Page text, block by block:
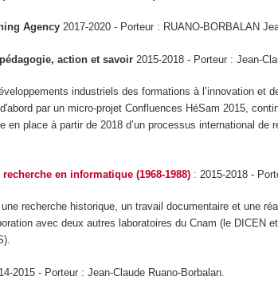
Agency 2017-2020 - Porteur : RUANO-BORBALAN
action et savoir 2015-2018 - Porteur : Jean-
industriels des formations à l’innovation et
par un micro-projet Confluences HéSam 2015,
en place à partir de 2018 d’un processus international
en informatique (1968-1988) : 2015-2018 -
recherche historique, un travail documentaire et une
avec deux autres laboratoires du Cnam (le DICEN
2015 - Porteur : Jean-Claude Ruano-Borbalan.